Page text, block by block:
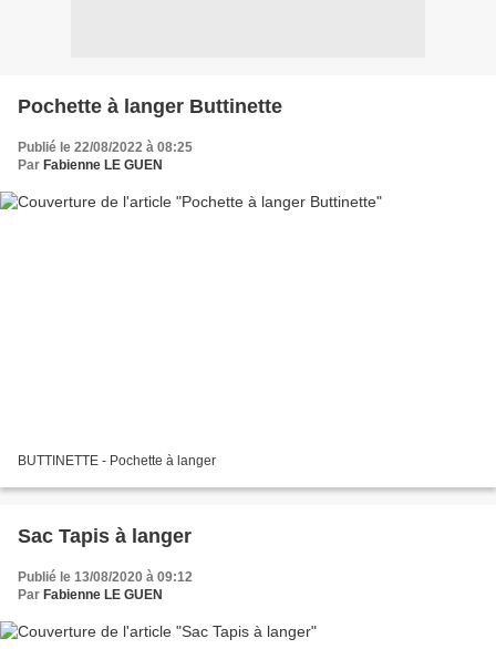
Pochette à langer Buttinette
Publié le 22/08/2022 à 08:25
Par Fabienne LE GUEN
BUTTINETTE - Pochette à langer
Sac Tapis à langer
Publié le 13/08/2020 à 09:12
Par Fabienne LE GUEN